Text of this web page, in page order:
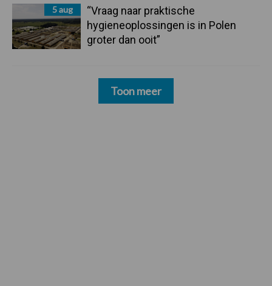
5 aug
“Vraag naar praktische
hygieneoplossingen is in Polen
groter dan ooit”
Toon meer